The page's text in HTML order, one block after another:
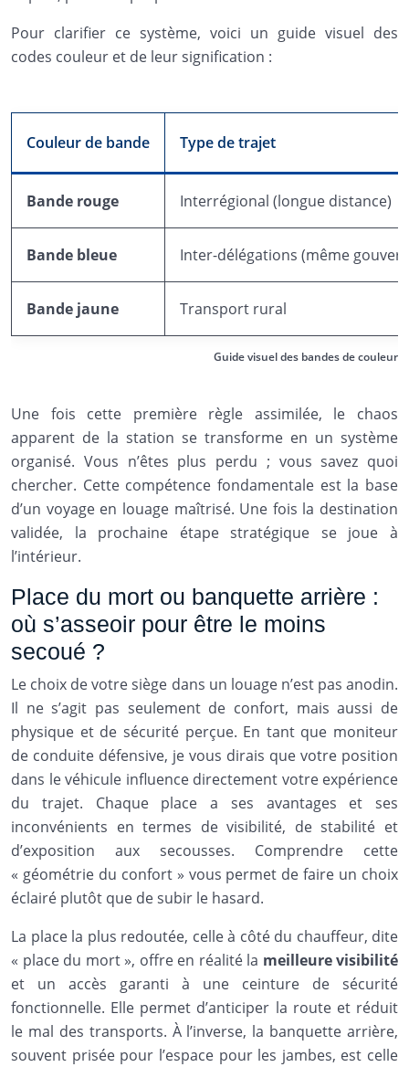
Pour clarifier ce système, voici un guide visuel des
codes couleur et de leur signification :
Guide visuel des bandes de couleur
Couleur de bande Type de trajet
Bande rouge Interrégional (longue distance)
Bande bleue Inter-délégations (même
Bande jaune Transport rural
Une fois cette première règle assimilée, le chaos
apparent de la station se transforme en un système
organisé. Vous n’êtes plus perdu ; vous savez quoi
chercher. Cette compétence fondamentale est la base
d’un voyage en louage maîtrisé. Une fois la destination
validée, la prochaine étape stratégique se joue à
l’intérieur.
Place du mort ou banquette arrière :
où s’asseoir pour être le moins
secoué ?
Le choix de votre siège dans un louage n’est pas anodin.
Il ne s’agit pas seulement de confort, mais aussi de
physique et de sécurité perçue. En tant que moniteur
de conduite défensive, je vous dirais que votre position
dans le véhicule influence directement votre expérience
du trajet. Chaque place a ses avantages et ses
inconvénients en termes de visibilité, de stabilité et
d’exposition aux secousses. Comprendre cette
« géométrie du confort » vous permet de faire un choix
éclairé plutôt que de subir le hasard.
La place la plus redoutée, celle à côté du chauffeur, dite
« place du mort », offre en réalité la meilleure visibilité
et un accès garanti à une ceinture de sécurité
fonctionnelle. Elle permet d’anticiper la route et réduit
le mal des transports. À l’inverse, la banquette arrière,
souvent prisée pour l’espace pour les jambes, est celle